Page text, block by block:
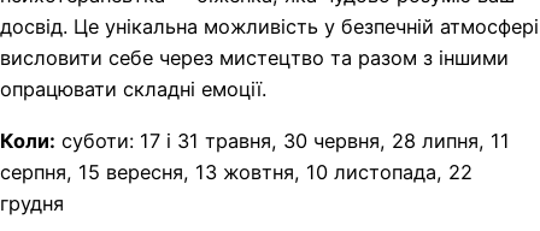
досвід. Це унікальна можливість у безпечній атмосфері
висловити себе через мистецтво та разом з іншими
опрацювати складні емоції.
Коли: суботи: 17 і 31 травня, 30 червня, 28 липня, 11
серпня, 15 вересня, 13 жовтня, 10 листопада, 22
грудня